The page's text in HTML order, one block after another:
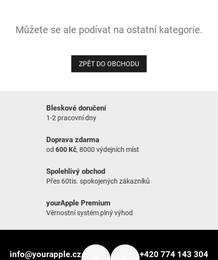
Můžete se ale podívat na ostatní kategorie.
ZPĚT DO OBCHODU
Bleskové doručení
1-2 pracovní dny
Doprava zdarma
od 600 Kč, 8000 výdejních míst
Spolehlivý obchod
Přes 60tis. spokojených zákazníků
yourApple Premium
Věrnostní systém plný výhod
info@yourapple.cz +420 774 143 304